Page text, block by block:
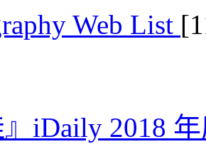
Web List
』iDaily 2018